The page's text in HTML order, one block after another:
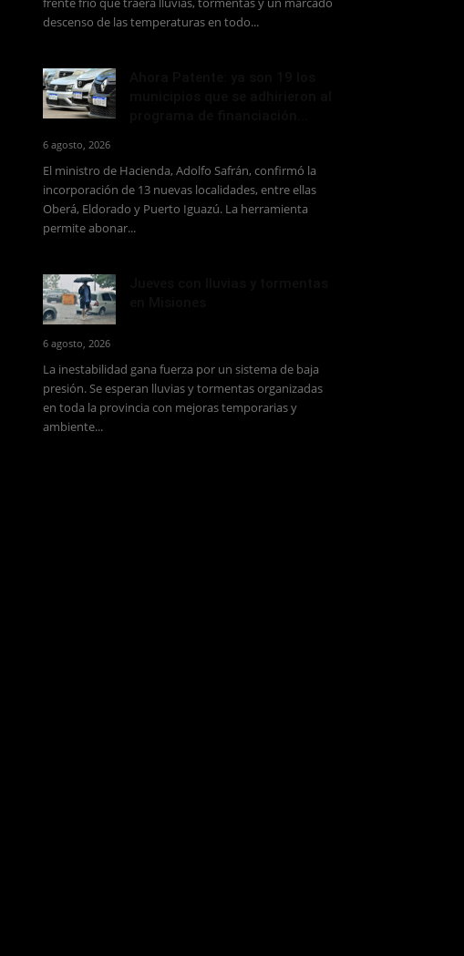
descenso de las temperaturas en todo...
6 agosto, 2026
El ministro de Hacienda, Adolfo Safrán, confirmó la
incorporación de 13 nuevas localidades, entre ellas
Oberá, Eldorado y Puerto Iguazú. La herramienta
permite abonar...
6 agosto, 2026
La inestabilidad gana fuerza por un sistema de baja
presión. Se esperan lluvias y tormentas organizadas
en toda la provincia con mejoras temporarias y
ambiente...